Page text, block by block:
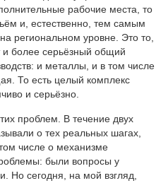
рабочие места, то
и, естественно, тем самым
региональном уровне. Это то,
и более серьёзный общий
и металлы, и в том числе
То есть целый комплекс
и серьёзно.
проблем. В течение двух
о тех реальных шагах,
числе о механизме
были вопросы у
Но сегодня, на мой взгляд,